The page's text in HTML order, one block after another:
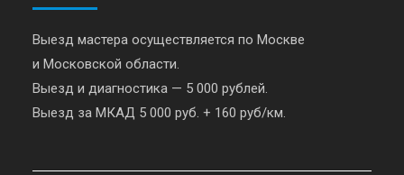
Выезд мастера осуществляется по Москве
и Московской области.
Выезд и диагностика — 5 000 рублей.
Выезд за МКАД 5 000 руб. + 160 руб/км.